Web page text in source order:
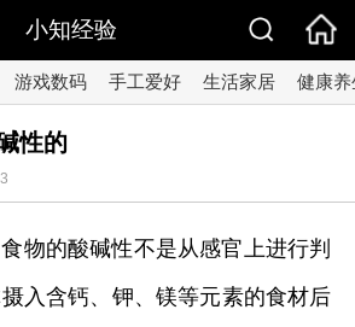
小知经验
游戏数码 手工爱好 生活家居 健康养
性的
物的酸碱性不是从感官上进行判
入含钙、钾、镁等元素的食材后